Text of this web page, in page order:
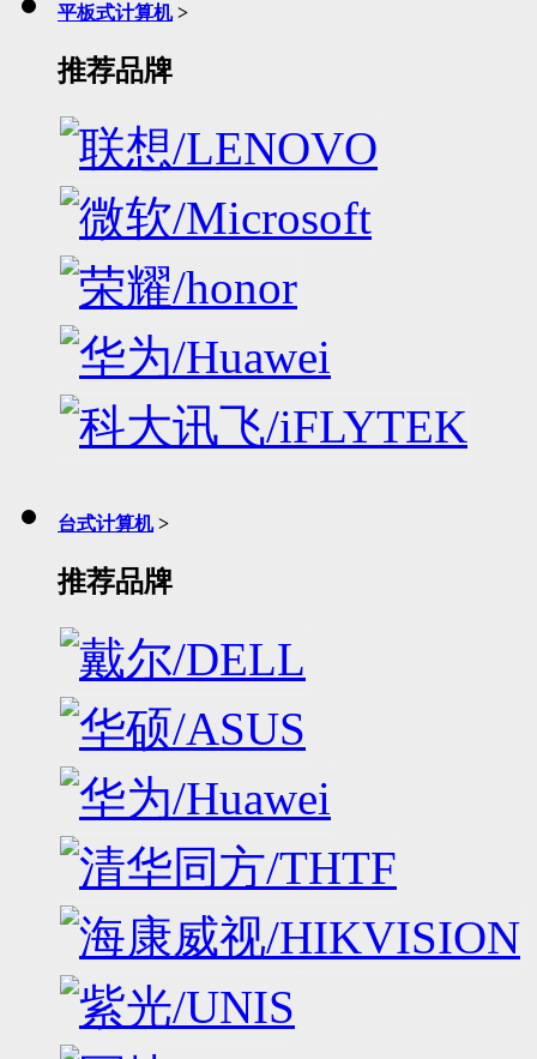
平板式计算机 >
推荐品牌
台式计算机 >
推荐品牌